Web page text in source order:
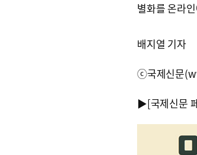
별화를 온라
배지열 기자
ⓒ국제신문
▶[국제신문